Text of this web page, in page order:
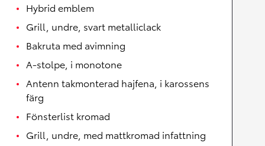
Hybrid emblem
Grill, undre, svart metalliclack
Bakruta med avimning
A-stolpe, i monotone
Antenn takmonterad hajfena, i karossens
färg
Fönsterlist kromad
Grill, undre, med mattkromad infattning